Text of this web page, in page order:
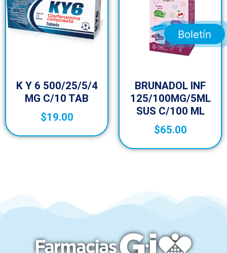
K Y 6 500/25/5/4
MG C/10 TAB
$19.00
BRUNADOL INF
125/100MG/5ML
SUS C/100 ML
$65.00
Boletín